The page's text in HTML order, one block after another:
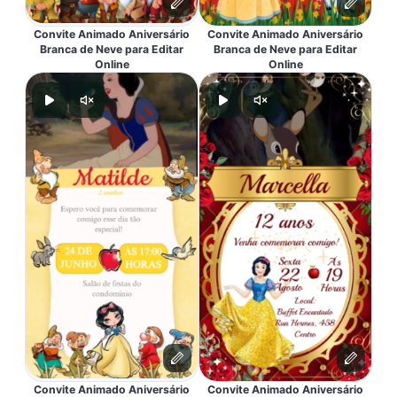
Convite Animado Aniversário
Branca de Neve para Editar
Online
Convite Animado Aniversário
Convite Animado Aniversário
Branca de Neve para Editar
Online
Convite Animado Aniversário